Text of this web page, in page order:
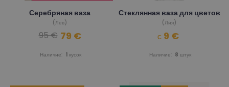
Серебряная ваза
(Лев)
Наличие: 1 кусок
95 € 79 €
Стеклянная ваза для цветов
(Лия)
Наличие: 8 штук
С9 €